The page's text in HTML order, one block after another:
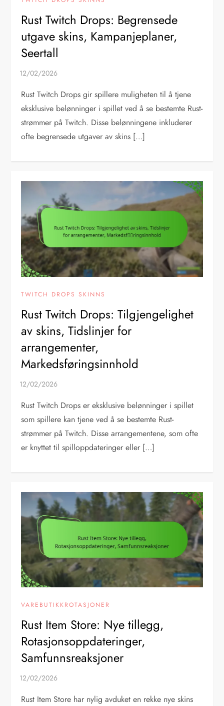
Rust Twitch Drops: Begrensede
utgave skins, Kampanjeplaner,
Seertall
Rust Twitch Drops gir spillere muligheten til å tjene
eksklusive belønninger i spillet ved å se bestemte Rust-
strømmer på Twitch. Disse belønningene inkluderer
ofte begrensede utgaver av skins […]
TWITCH DROPS SKINNS
Rust Twitch Drops: Tilgjengelighet
av skins, Tidslinjer for
arrangementer,
Markedsføringsinnhold
Rust Twitch Drops er eksklusive belønninger i spillet
som spillere kan tjene ved å se bestemte Rust-
strømmer på Twitch. Disse arrangementene, som ofte
er knyttet til spilloppdateringer eller […]
VAREBUTIKKROTASJONER
Rust Item Store: Nye tillegg,
Rotasjonsoppdateringer,
Samfunnsreaksjoner
Rust Item Store har nylig avduket en rekke nye skins